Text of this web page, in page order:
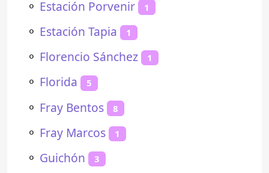
⚬ Estación Porvenir 1
⚬ Estación Tapia 1
⚬ Florencio Sánchez 1
⚬ Florida 5
⚬ Fray Bentos 8
⚬ Fray Marcos 1
⚬ Guichón 3